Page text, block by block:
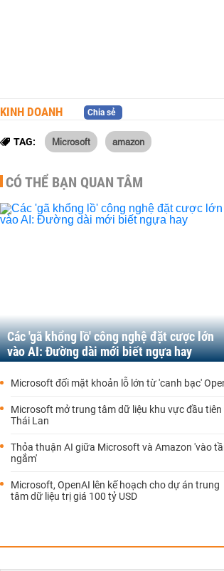
KINH DOANH Chia sẻ
TAG: Microsoft amazon
CÓ THỂ BẠN QUAN TÂM
Các 'gã khổng lồ' công nghệ đặt cược lớn
vào AI: Đường dài mới biết ngựa hay
Microsoft đối mặt khoản lỗ lớn từ 'canh bạc'
Microsoft mở trung tâm dữ liệu khu vực đầu tiên
Thái Lan
Thỏa thuận AI giữa Microsoft và Amazon 'vào
ngắm'
Microsoft, OpenAI lên kế hoạch cho dự án trung
tâm dữ liệu trị giá 100 tỷ USD